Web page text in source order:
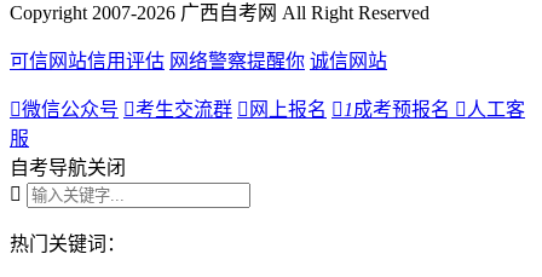
Copyright 2007-2026 广西自考网 All Right Reserved
可信网站信用评估 网络警察提醒你 诚信网站
微信公众号 考生交流群  网上报名  1成考预报名  人工客
服
自考导航关闭

热门关键词：